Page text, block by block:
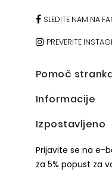
SLEDITE NAM NA
PREVERITE
Pomoč
Informacije
Izpostavljeno
Prijavite se na e-
za 5% popust za